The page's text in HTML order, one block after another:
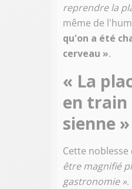
reprendre la
même de
qu'on a été
cerveau ».
« La
en train
sienne »
Cette
être magnifié
gastronomie ».